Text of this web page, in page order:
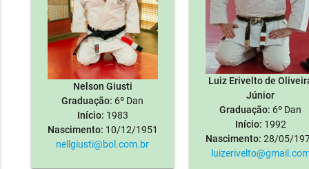
Nelson Giusti
Graduação: 6º Dan
Início: 1983
Nascimento: 10/12/1951
nellgiusti@bol.com.br
Luiz Erivelto de
Júnior
Graduação: 6º Dan
Início: 1992
Nascimento: 28/05/